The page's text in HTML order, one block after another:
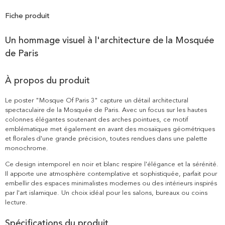
Fiche produit
Un hommage visuel à l'architecture de la Mosquée
de Paris
À propos du produit
Le poster "Mosque Of Paris 3" capture un détail architectural
spectaculaire de la Mosquée de Paris. Avec un focus sur les hautes
colonnes élégantes soutenant des arches pointues, ce motif
emblématique met également en avant des mosaïques géométriques
et florales d'une grande précision, toutes rendues dans une palette
monochrome.
Ce design intemporel en noir et blanc respire l'élégance et la sérénité.
Il apporte une atmosphère contemplative et sophistiquée, parfait pour
embellir des espaces minimalistes modernes ou des intérieurs inspirés
par l'art islamique. Un choix idéal pour les salons, bureaux ou coins
lecture.